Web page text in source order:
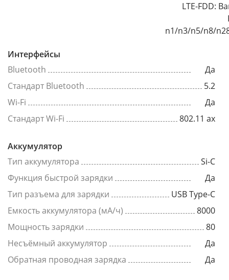
LTE-FDD:
n1/n3/n5/n8/
Интерфейсы
Bluetooth
Да
Стандарт Bluetooth
5.2
Wi-Fi
Да
Стандарт Wi-Fi
802.11 ax
Аккумулятор
Тип аккумулятора
Si-C
Функция быстрой зарядки
Да
Тип разъема для зарядки
USB Type-C
Емкость аккумулятора (мА/ч)
8000
Мощность зарядки
80
Несъёмный аккумулятор
Да
Обратная проводная зарядка
Да